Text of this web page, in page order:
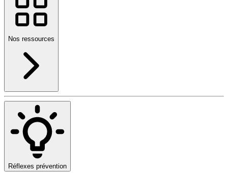
Nos ressources
Réflexes prévention